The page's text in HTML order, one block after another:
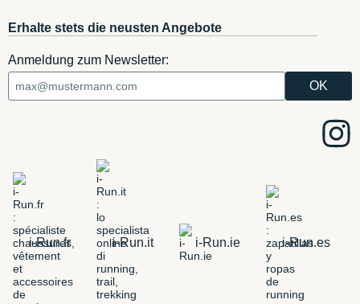
Erhalte stets die neusten Angebote
Anmeldung zum Newsletter:
i-Run.fr i-Run.it i-Run.ie i-Run.es